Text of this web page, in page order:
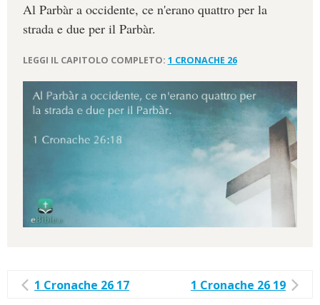
Al Parbàr a occidente, ce n'erano quattro per la
strada e due per il Parbàr.
LEGGI IL CAPITOLO COMPLETO: 1 CRONACHE 26
1 Cronache 26 17 1 Cronache 26 19